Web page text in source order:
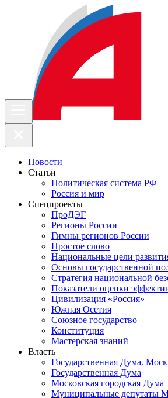
Новости
Статьи
Политическая система РФ
Россия и мир
Спецпроекты
ПроДЭГ
Регионы России
Гимны регионов России
Простое слово
Национальные цели
Основы государственной
Стратегия национальной
Показатели оценки
Цивилизация «Россия»
Южная Осетия
Союзное государство
Конституция
Мастерская знаний
Власть
Государственная Дума.
Государственная Дума
Московская городская Дума
Муниципальные депутаты